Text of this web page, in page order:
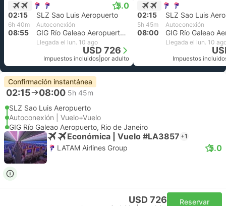
5.0
02:15 SLZ Sao Luis Aeropuerto
6h 40m Autoconexión
08:55 GIG Río Galeao Aeropuerto, Rio de Janeiro
Llegada el lun. 10 ago
USD 726
Impuestos incluidos por adulto
02:15 SLZ Sao Luis
5h 45m Autoconexión
08:00
Llegada el lun. 10
Impuestos
Confirmación instantánea
02:15 08:00 5h 45m
SLZ Sao Luis Aeropuerto
Autoconexión | Vuelo+Vuelo
GIG Río Galeao Aeropuerto, Rio de Janeiro
Económica | Vuelo #LA3857 +1
LATAM Airlines Group 5.0
USD 726 Reservar